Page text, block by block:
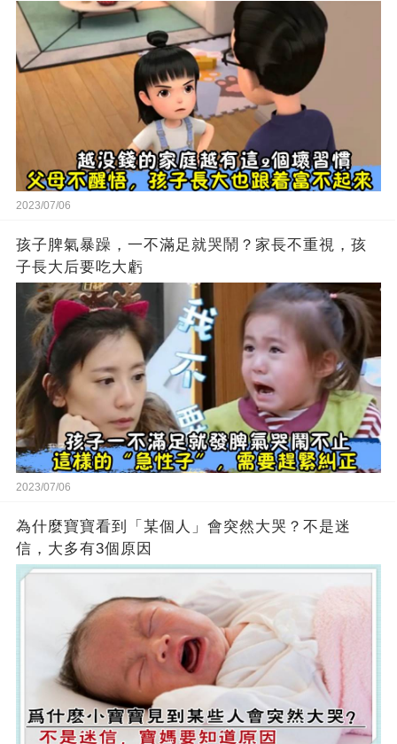
2023/07/06
孩子脾氣暴躁，一不滿足就哭鬧？家長不重視，孩
子長大后要吃大虧
2023/07/06
為什麼寶寶看到「某個人」會突然大哭？不是迷
信，大多有3個原因